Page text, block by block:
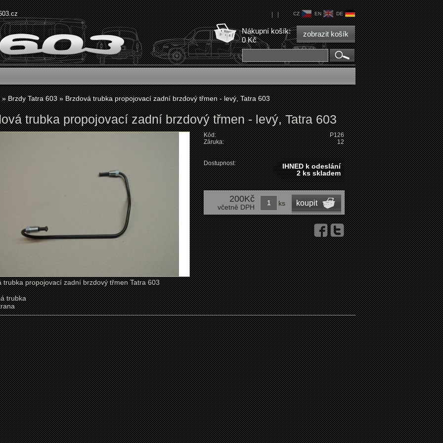
CZ EN DE
||
Nákupní košík:
0 Kč
zobrazit košík
»Brzdy Tatra 603»Brzdová trubka propojovací zadní brzdový třmen - levý, Tatra 603
trubka propojovací zadní brzdový třmen - levý, Tatra 603
Kód:
P126
Záruka:
12
Dostupnost:
IHNED k odeslání
2 ks skladem
200Kč
včetně DPH ks koupit
trubka propojovací zadní brzdový třmen Tatra 603
trubka